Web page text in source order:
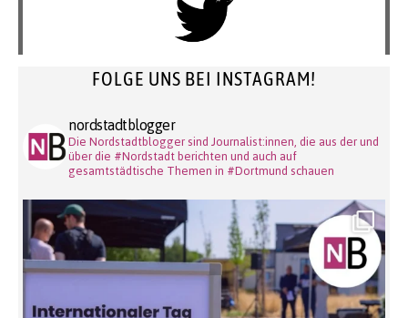
FOLGE UNS BEI INSTAGRAM!
nordstadtblogger
Die Nordstadtblogger sind Journalist:innen, die aus der und
über die #Nordstadt berichten und auch auf
gesamtstädtische Themen in #Dortmund schauen